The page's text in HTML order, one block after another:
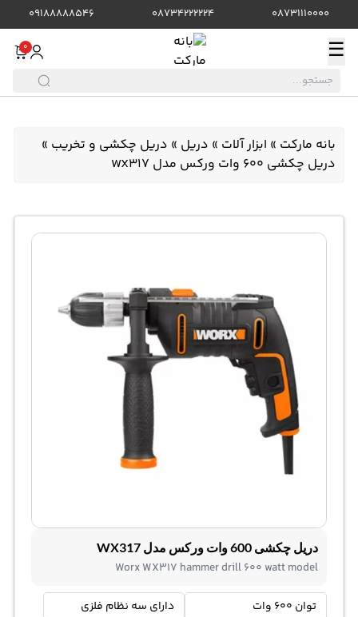
08731110000
08734222224
09188888546
☰
0
بانه مارکت » ابزار آلات » دریل » دریل چکشی و تخریب »
دریل چکشی 600 وات ورکس مدل WX317
دریل چکشی 600 وات ورکس مدل WX317
Worx WX317 hammer drill 600 watt model
توان 600 وات
دارای سه نظام فلزی